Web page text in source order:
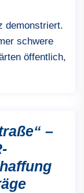
demonstriert.
schwere
öffentlich,
–